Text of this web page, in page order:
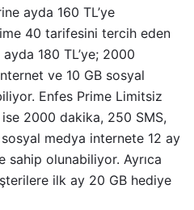
ayda 160 TL’ye
40 tarifesini tercih eden
180 TL’ye; 2000
ve 10 GB sosyal
Enfes Prime Limitsiz
2000 dakika, 250 SMS,
sosyal medya internete 12 ay
sahip olunabiliyor. Ayrıca
ilk ay 20 GB hediye